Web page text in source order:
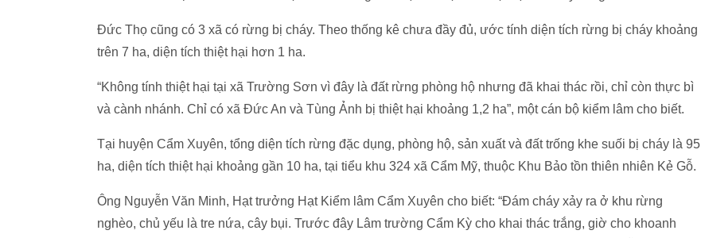
Đức Thọ cũng có 3 xã có rừng bị cháy. Theo thống kê chưa đầy đủ, ước tính diện tích rừng bị cháy khoảng
trên 7 ha, diện tích thiệt hại hơn 1 ha.
“Không tính thiệt hại tại xã Trường Sơn vì đây là đất rừng phòng hộ nhưng đã khai thác rồi, chỉ còn thực bì
và cành nhánh. Chỉ có xã Đức An và Tùng Ảnh bị thiệt hại khoảng 1,2 ha”, một cán bộ kiểm lâm cho biết.
Tại huyện Cẩm Xuyên, tổng diện tích rừng đặc dụng, phòng hộ, sản xuất và đất trống khe suối bị cháy là 95
ha, diện tích thiệt hại khoảng gần 10 ha, tại tiểu khu 324 xã Cẩm Mỹ, thuộc Khu Bảo tồn thiên nhiên Kẻ Gỗ.
Ông Nguyễn Văn Minh, Hạt trưởng Hạt Kiểm lâm Cẩm Xuyên cho biết: “Đám cháy xảy ra ở khu rừng
nghèo, chủ yếu là tre nứa, cây bụi. Trước đây Lâm trường Cẩm Kỳ cho khai thác trắng, giờ cho khoanh